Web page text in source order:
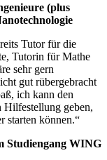
(plus
Tutor für die
Tutorin für Mathe
sehr gern
gut rübergebracht
ich kann den
Hilfestellung geben,
starten können.“
Studiengang WING